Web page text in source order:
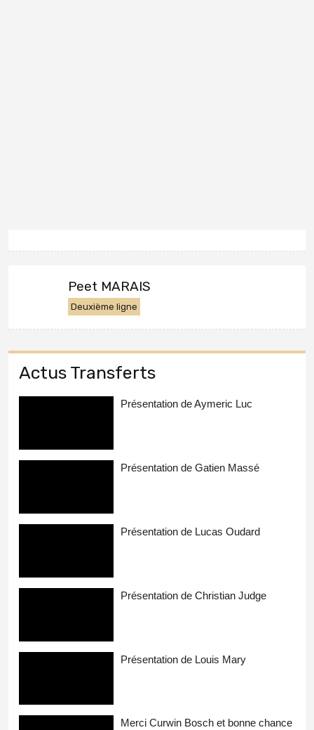
Peet MARAIS
Deuxième ligne
Actus Transferts
Présentation de Aymeric Luc
Présentation de Gatien Massé
Présentation de Lucas Oudard
Présentation de Christian Judge
Présentation de Louis Mary
Merci Curwin Bosch et bonne chance